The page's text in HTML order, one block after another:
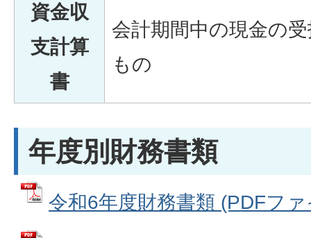
資金収
支計算
書
会計期間中の現金の
もの
年度別財務書類
令和6年度財務書類 (PDFフ